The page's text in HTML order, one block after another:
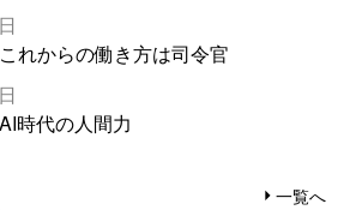
れからの働き方は司令官
時代の人間力
一覧へ